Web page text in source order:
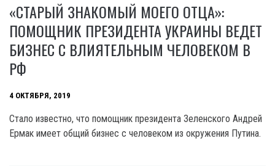
«СТАРЫЙ ЗНАКОМЫЙ МОЕГО ОТЦА»:
ПОМОЩНИК ПРЕЗИДЕНТА УКРАИНЫ ВЕДЕТ
БИЗНЕС С ВЛИЯТЕЛЬНЫМ ЧЕЛОВЕКОМ В
РФ
4 ОКТЯБРЯ, 2019
Стало известно, что помощник президента Зеленского Андрей
Ермак имеет общий бизнес с человеком из окружения Путина.